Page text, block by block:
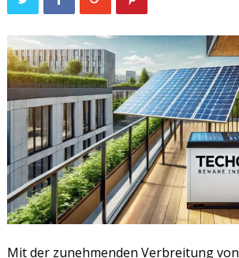
Mit der zunehmenden Verbreitung von